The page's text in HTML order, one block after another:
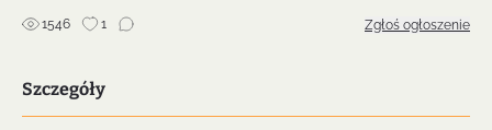
1546 1 Zgłoś ogłoszenie
Szczegóły